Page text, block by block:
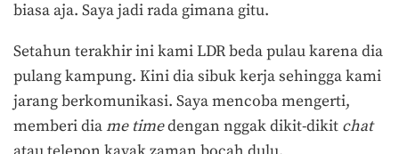
biasa aja. Saya jadi rada gimana gitu.
Setahun terakhir ini kami LDR beda pulau karena dia
pulang kampung. Kini dia sibuk kerja sehingga kami
jarang berkomunikasi. Saya mencoba mengerti,
memberi diame timedengan nggak dikit-dikit chat